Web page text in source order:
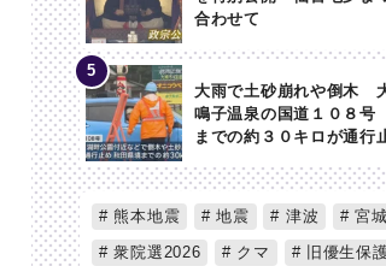
合わせて
大雨で土砂崩れや倒木
鳴子温泉の国道１０８
までの約３０キロが通行
熊本地震 地震 津波
宮
衆院選2026
クマ
旧優生保